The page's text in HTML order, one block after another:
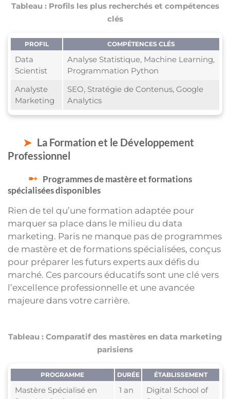
Tableau : Profils les plus recherchés et compétences
clés
PROFIL COMPÉTENCES CLÉS
Data
Scientist
Analyse Statistique, Machine Learning,
Programmation Python
Analyste
Marketing
SEO, Stratégie de Contenus, Google
Analytics
La Formation et le Développement
Professionnel
Programmes de mastère et formations
spécialisées disponibles
Rien de tel qu’une formation adaptée pour
marquer sa place dans le milieu du data
marketing. Paris ne manque pas de programmes
de mastère et de formations spécialisées, conçus
pour préparer les futurs experts aux défis du
marché. Ces parcours éducatifs sont une clé vers
l’excellence professionnelle et une avancée
majeure dans votre carrière.
Tableau : Comparatif des mastères en data marketing
parisiens
PROGRAMME DURÉE ÉTABLISSEMENT
Mastère Spécialisé en
1 an
Digital School of